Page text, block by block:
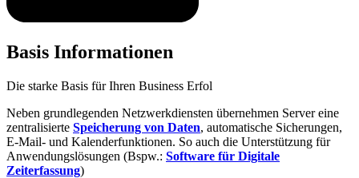
Basis Informationen
Die starke Basis für Ihren Business Erfol
Neben grundlegenden Netzwerkdiensten übernehmen Server eine
zentralisierte Speicherung von Daten, automatische Sicherungen,
E-Mail- und Kalenderfunktionen. So auch die Unterstützung für
Anwendungslösungen (Bspw.: Software für Digitale
Zeiterfassung)